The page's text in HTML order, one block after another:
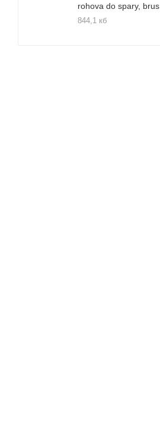
rohova do spary, brus
844,1 кб